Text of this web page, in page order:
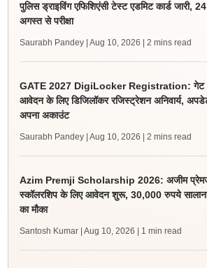
पुलिस ड्राइविंग एफिशिएंसी टेस्ट एडमिट कार्ड जारी, 24
अगस्त से परीक्षा
Saurabh Pandey | Aug 10, 2026 | 2 mins read
GATE 2027 DigiLocker Registration: गेट
आवेदन के लिए डिजिलॉकर रजिस्ट्रेशन अनिवार्य,
अपना अकाउंट
Saurabh Pandey | Aug 10, 2026 | 2 mins read
Azim Premji Scholarship 2026: अजीम
स्कॉलरशिप के लिए आवेदन शुरू, 30,000 रुपये
का मौका
Santosh Kumar | Aug 10, 2026 | 1 min read